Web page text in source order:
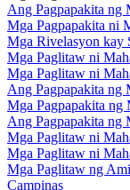
Ang Pagpapakita ng
Mga Pagpapakita ni
Mga Rivelasyon kay
Mga Paglitaw ni
Mga Paglitaw ni
Ang Pagpapakita ng
Mga Pagpapakita ng
Ang Pagpapakita ng
Mga Paglitaw ni
Mga Paglitaw ni
Mga Paglitaw ng
Campinas